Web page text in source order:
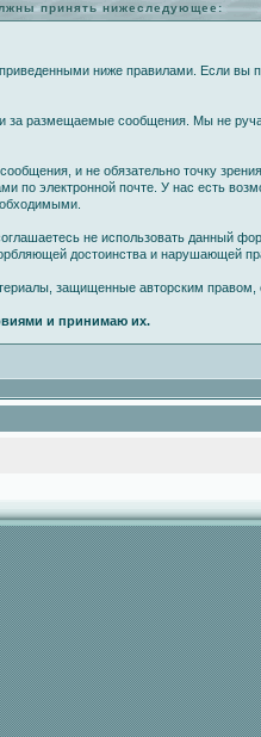
принять нижеследующее:
ниже правилами. Если вы
за размещаемые сообщения. Мы не
и не обязательно точку
по электронной почте. У нас есть
не использовать данный
достоинства и нарушающей
защищенные авторским правом,
и принимаю их.